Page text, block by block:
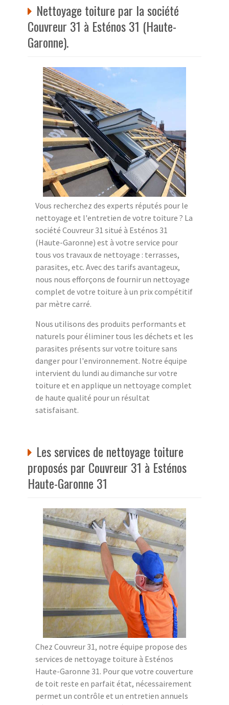
Nettoyage toiture par la société
Couvreur 31 à Esténos 31 (Haute-
Garonne).
Vous recherchez des experts réputés pour le
nettoyage et l'entretien de votre toiture ? La
société Couvreur 31 situé à Esténos 31
(Haute-Garonne) est à votre service pour
tous vos travaux de nettoyage : terrasses,
parasites, etc. Avec des tarifs avantageux,
nous nous efforçons de fournir un nettoyage
complet de votre toiture à un prix compétitif
par mètre carré.
Nous utilisons des produits performants et
naturels pour éliminer tous les déchets et les
parasites présents sur votre toiture sans
danger pour l'environnement. Notre équipe
intervient du lundi au dimanche sur votre
toiture et en applique un nettoyage complet
de haute qualité pour un résultat
satisfaisant.
Les services de nettoyage toiture
proposés par Couvreur 31 à Esténos
Haute-Garonne 31
Chez Couvreur 31, notre équipe propose des
services de nettoyage toiture à Esténos
Haute-Garonne 31. Pour que votre couverture
de toit reste en parfait état, nécessairement
permet un contrôle et un entretien annuels